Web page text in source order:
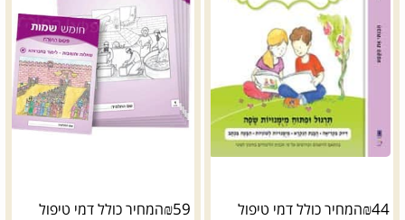
₪44 המחיר כולל דמי טיפול
₪59 המחיר כולל דמי טיפול